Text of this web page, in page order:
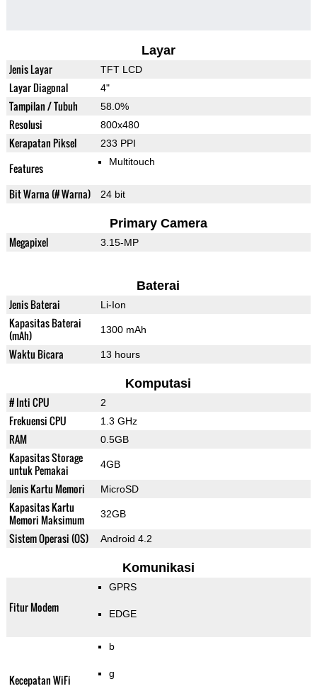
Layar
Jenis Layar TFT LCD
Layar Diagonal 4"
Tampilan / Tubuh 58.0%
Resolusi 800x480
Kerapatan Piksel 233 PPI
Features Multitouch
Bit Warna (# Warna) 24 bit
Primary Camera
Megapixel 3.15-MP
Baterai
Jenis Baterai Li-Ion
Kapasitas Baterai
(mAh)
1300 mAh
Waktu Bicara 13 hours
Komputasi
# Inti CPU 2
Frekuensi CPU 1.3 GHz
RAM 0.5GB
Kapasitas Storage
untuk Pemakai
4GB
Jenis Kartu Memori MicroSD
Kapasitas Kartu
Memori Maksimum
32GB
Sistem Operasi (OS) Android 4.2
Komunikasi
Fitur Modem
GPRS
EDGE
Kecepatan WiFi
b
g